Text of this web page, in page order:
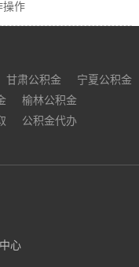
操作
甘肃公积金
宁夏公积金
榆林公积金
公积金代办
心